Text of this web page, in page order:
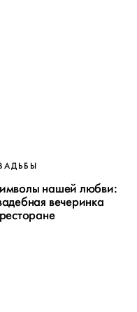
нашей любви:
вечеринка